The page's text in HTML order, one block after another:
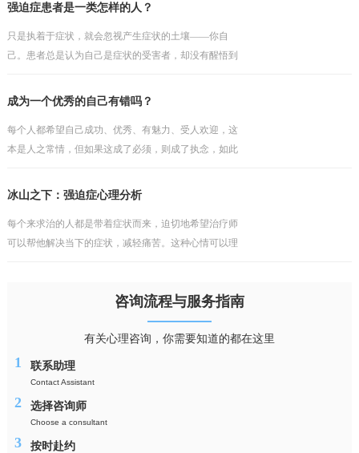
强迫症患者是一类怎样的人？
只是执着于症状，就会忽视产生症状的土壤——你自
己。患者总是认为自己是症状的受害者，却没有醒悟到
会如此轻易地被打破。他往往会埋怨某些人或事，认为
成为一个优秀的自己有错吗？
每个人都希望自己成功、优秀、有魅力、受人欢迎，这
本是人之常情，但如果这成了必须，则成了执念，如此
过陷入其中的人依然会把执念当成理想，当成纯真的追
冰山之下：强迫症心理分析
每个来求治的人都是带着症状而来，迫切地希望治疗师
可以帮他解决当下的症状，减轻痛苦。这种心情可以理
咨询流程与服务指南
有关心理咨询，你需要知道的都在这里
1 联系助理
Contact Assistant
2 选择咨询师
Choose a consultant
3 按时赴约